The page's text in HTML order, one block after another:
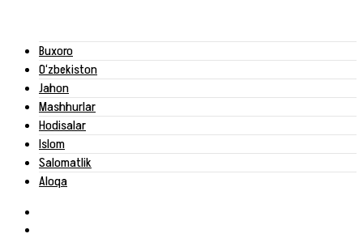
Buxoro
O‘zbekiston
Jahon
Mashhurlar
Hodisalar
Islom
Salomatlik
Aloqa